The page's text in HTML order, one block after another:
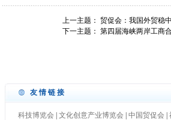
上一主题：
贸促会：我国外贸稳
下一主题： 第四届海峡两岸工商
友情链接
科技博览会| 文化创意产业博览会| 中国贸促会|